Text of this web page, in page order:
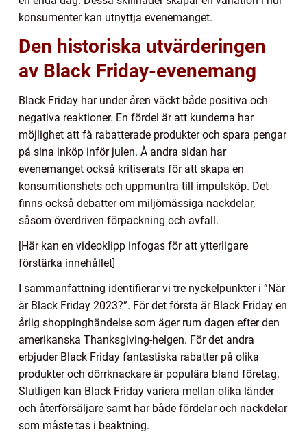
konsumenter kan utnyttja evenemanget.
Den historiska utvärderingen
av Black Friday-evenemang
Black Friday har under åren väckt både positiva och
negativa reaktioner. En fördel är att kunderna har
möjlighet att få rabatterade produkter och spara pengar
på sina inköp inför julen. Å andra sidan har
evenemanget också kritiserats för att skapa en
konsumtionshets och uppmuntra till impulsköp. Det
finns också debatter om miljömässiga nackdelar,
såsom överdriven förpackning och avfall.
[Här kan en videoklipp infogas för att ytterligare
förstärka innehållet]
I sammanfattning identifierar vi tre nyckelpunkter i ”När
är Black Friday 2023?”. För det första är Black Friday en
årlig shoppinghändelse som äger rum dagen efter den
amerikanska Thanksgiving-helgen. För det andra
erbjuder Black Friday fantastiska rabatter på olika
produkter och dörrknackare är populära bland företag.
Slutligen kan Black Friday variera mellan olika länder
och återförsäljare samt har både fördelar och nackdelar
som måste tas i beaktning.